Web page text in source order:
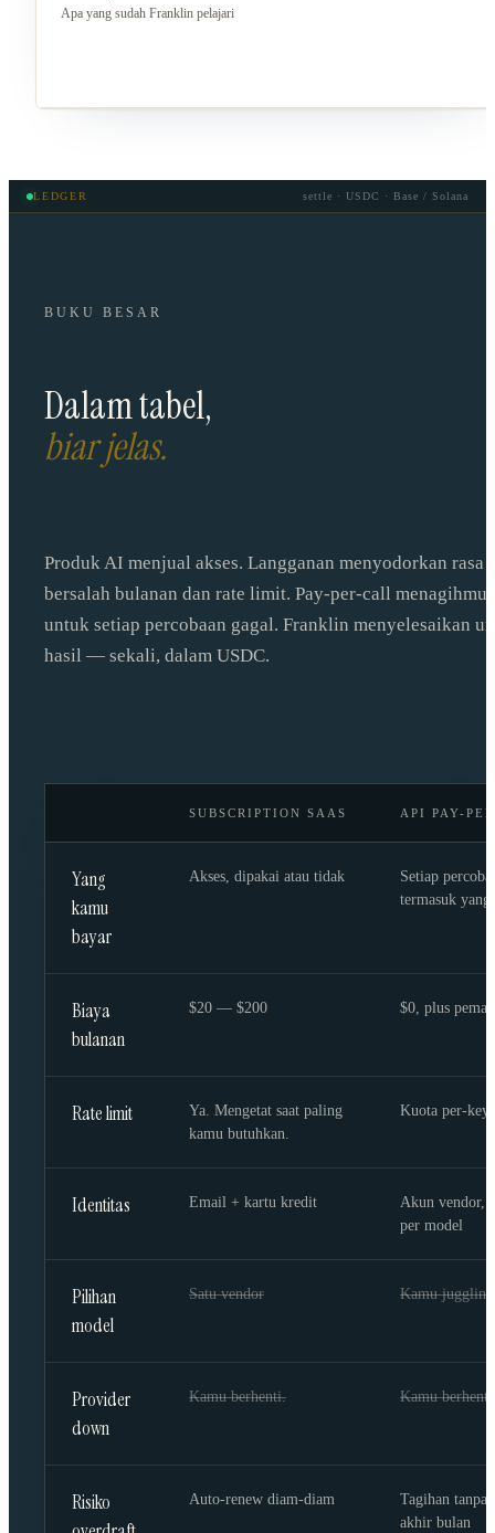
Apa yang sudah Franklin pelajari
LEDGER settle · USDC · Base / Solana
BUKU BESAR
Dalam tabel,
biar jelas.
Produk AI menjual akses. Langganan menyodorkan rasa
bersalah bulanan dan rate limit. Pay-per-call menagihmu
untuk setiap percobaan gagal. Franklin menyelesaikan
hasil — sekali, dalam USDC.
SUBSCRIPTION SAAS API PAY-
Yang
kamu
bayar
Akses, dipakai atau tidak
Setiap
termasuk yang
Biaya
bulanan
$20 — $200 $0, plus
Rate limit
Ya. Mengetat saat paling
kamu butuhkan.
Kuota per-
Identitas Email + kartu kredit
Akun vendor,
per model
Pilihan
model
Satu vendor Kamu
Provider
down
Kamu berhenti. Kamu
Risiko
Auto-renew diam-diam
Tagihan tanpa
akhir bulan